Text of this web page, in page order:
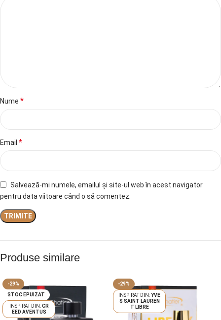
Nume *
Email *
Salvează-mi numele, emailul și site-ul web în acest navigator
pentru data viitoare când o să comentez.
Produse similare
-29%
STOC EPUIZAT
CR
EED AVENTUS
-29%
YVE
S SAINT LAUREN
T LIBRE